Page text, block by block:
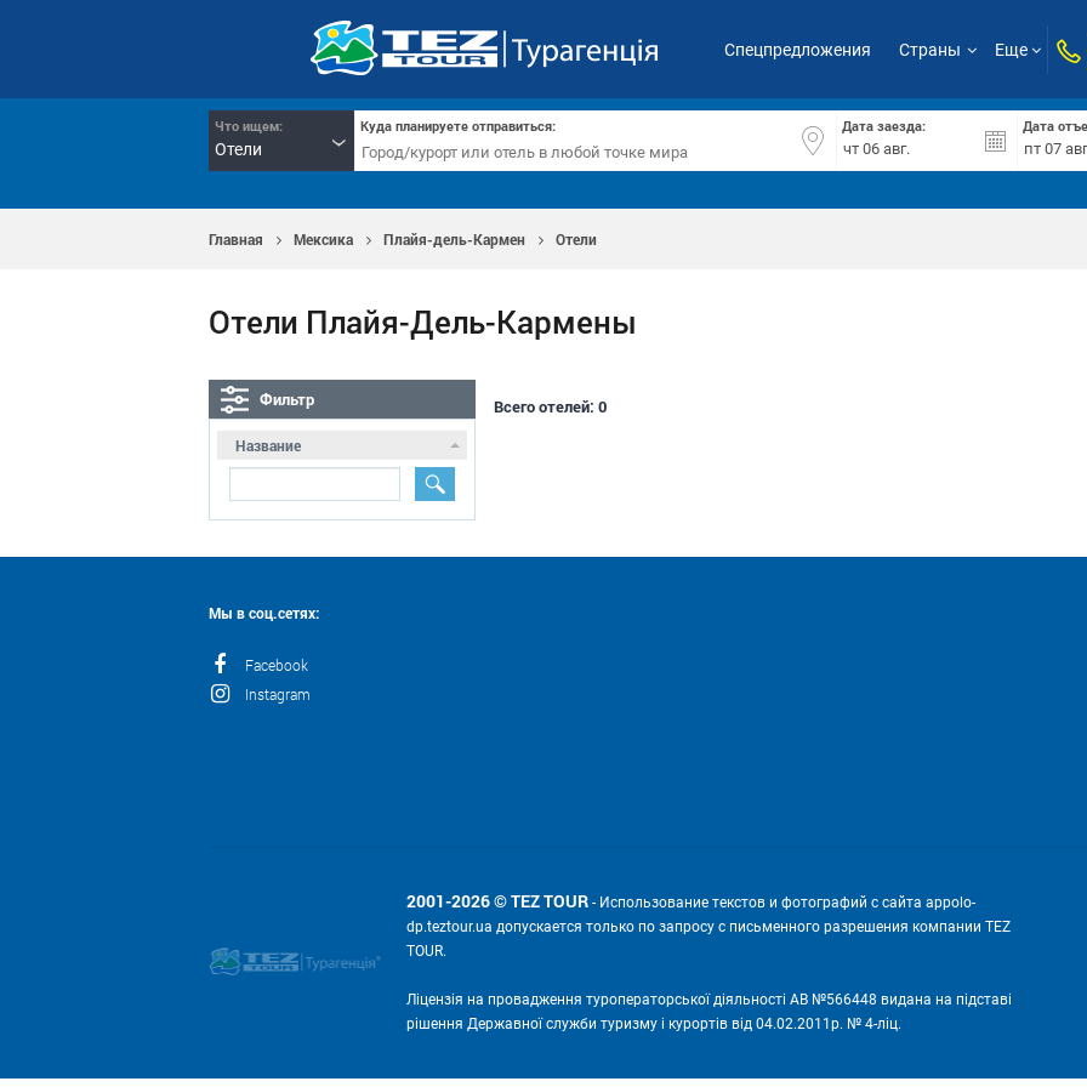
Спецпредложения Страны Еще
Что ищем:
Отели
Куда планируете отправиться: Дата заезда: Дата
Главная Мексика Плайя-дель-Кармен Отели
Отели Плайя-Дель-Кармены
Фильтр
Название
Всего отелей: 0
Мы в соц.сетях:
Facebook
Instagram
2001-2026 © TEZ TOUR - Использование текстов и фотографий с сайта appolo-
dp.teztour.ua допускается только по запросу с письменного разрешения компании TEZ
TOUR.
Ліцензія на провадження туроператорської діяльності АВ №566448 видана на підставі
рішення Державної служби туризму і курортів від 04.02.2011р. № 4-ліц.